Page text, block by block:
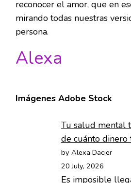
reconocer el amor, que en
mirando todas nuestras
persona.
Alexa
Imágenes Adobe Stock
Tu salud mental
de cuánto dinero
by Alexa Dacier
20 July, 2026
Es imposible